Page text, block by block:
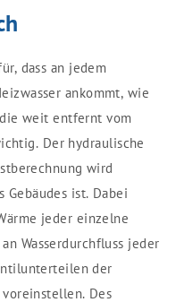
dass an jedem
ankommt, wie
weit entfernt vom
Der hydraulische
wird
ist. Dabei
jeder einzelne
Wasserdurchfluss jeder
der
Des